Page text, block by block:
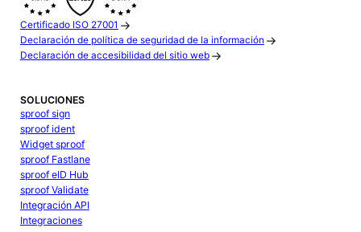
Certificado ISO 27001
Declaración de política de seguridad de la información
Declaración de accesibilidad del sitio web
SOLUCIONES
sproof sign
sproof ident
Widget sproof
sproof Fastlane
sproof eID Hub
sproof Validate
Integración API
Integraciones